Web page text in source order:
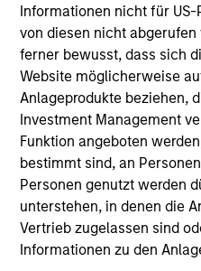
Informationen nicht für
von diesen nicht
ferner bewusst, dass sich
Website möglicherweise
Anlageprodukte beziehen,
Investment Management
Funktion angeboten
bestimmt sind, an
Personen genutzt werden
unterstehen, in denen die
Vertrieb zugelassen sind
Informationen zu den
Transaction Type
Significant
HealthMap Diagnostics
in captive diagnostics
and Private Hospitals at
long-term contracts.
Manipal Health Enterprise
India’s third-largest
provides healthcare
eleven multi-specialty
hospitals and several